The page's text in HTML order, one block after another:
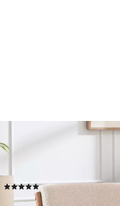
Loungesessel Sessel mit
150kg belastbar,Einzelsessel
mit Kissen, Einzelsessel für
(2)
ab 139,99 €